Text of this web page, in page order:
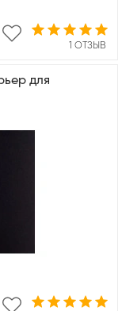
1 ОТЗЫВ
для